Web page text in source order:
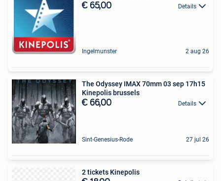
€ 65,00 Details
Ingelmunster 2 aug 26
The Odyssey IMAX 70mm 03 sep 17h15
Kinepolis brussels
€ 66,00 Details
Sint-Genesius-Rode 27 jul 26
2 tickets Kinepolis